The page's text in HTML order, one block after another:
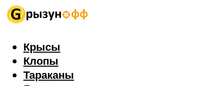
Крысы
Клопы
Тараканы